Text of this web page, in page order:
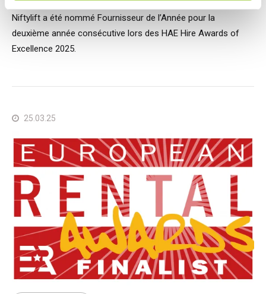
Niftylift a été nommé Fournisseur de l’Année pour la
deuxième année consécutive lors des HAE Hire Awards of
Excellence 2025.
25.03.25